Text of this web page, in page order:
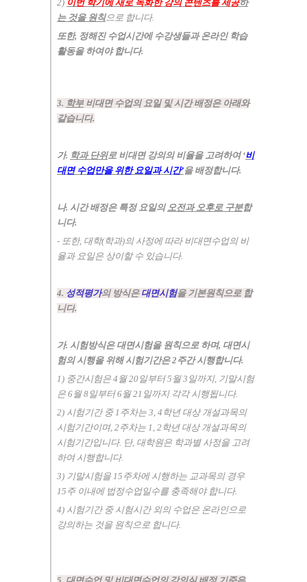
2) 이번 학기에 새로 녹화한 강의 콘텐츠를 제공하
는 것을 원칙으로 합니다.
또한, 정해진 수업시간에 수강생들과 온라인 학습
활동을 하여야 합니다.
3. 학부 비대면 수업의 요일 및 시간 배정은 아래와
같습니다.
가. 학과 단위로 비대면 강의의 비율을 고려하여 ‘비
대면 수업만을 위한 요일과시간’을 배정합니다.
나. 시간 배정은 특정 요일의 오전과 오후로 구분합
니다.
- 또한, 대학(학과)의 사정에 따라 비대면수업의 비
율과 요일은 상이할 수 있습니다.
4. 성적평가의 방식은 대면시험을 기본원칙으로 합
니다.
가. 시험방식은 대면시험을 원칙으로 하며, 대면시
험의 시행을 위해 시험기간은2주간 시행합니다.
1) 중간시험은 4 월20 일부터5 월3 일까지, 기말시험
은 6월8 일부터6월21 일까지 각각 시행됩니다.
2) 시험기간 중 1 주차는 3, 4 학년 대상 개설과목의
시험기간이며, 2 주차는 1, 2 학년 대상 개설과목의
시험기간입니다. 단, 대학원은 학과별 사정을 고려
하여 시행합니다.
3) 기말시험을 15 주차에 시행하는 교과목의 경우
15 주 이내에 법정수업일수를 충족해야 합니다.
4) 시험기간 중 시험시간 외의 수업은 온라인으로
강의하는 것을 원칙으로 합니다.